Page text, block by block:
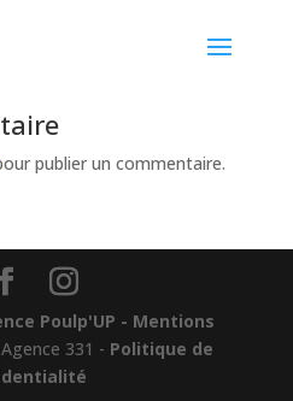
publier un commentaire.
Poulp'UP - Mentions
331 - Politique de